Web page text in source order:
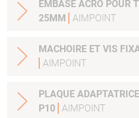
EMBASE ACRO POUR
25MM
AIMPOINT
MACHOIRE ET VIS
AIMPOINT
PLAQUE
P10 AIMPOINT